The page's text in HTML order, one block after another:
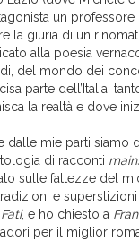
un professore
la giuria di un
alla poesia
del mondo dei
parte dell’Italia,
la realtà e dove
dalle mie parti
di racconti
sulle fattezze del
e
, e ho chiesto a
per il miglior